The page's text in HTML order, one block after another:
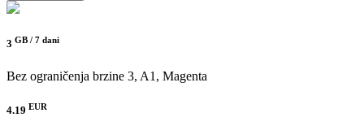
3 GB / 7 dani
Bez ograničenja brzine 3, A1, Magenta
4.19 EUR